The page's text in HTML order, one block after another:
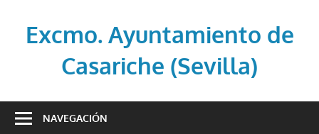
contenidoExcmo. Ayuntamiento de
Casariche (Sevilla)
oficialNAVEGACIÓN